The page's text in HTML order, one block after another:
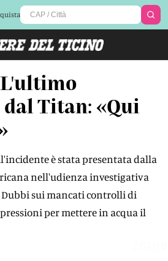
L'ultimo
Titan: «Qui
è stata presentata dalla
nell'udienza investigativa
sui mancati controlli di
per mettere in acqua il